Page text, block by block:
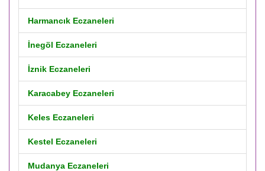
Harmancık Eczaneleri
İnegöl Eczaneleri
İznik Eczaneleri
Karacabey Eczaneleri
Keles Eczaneleri
Kestel Eczaneleri
Mudanya Eczaneleri